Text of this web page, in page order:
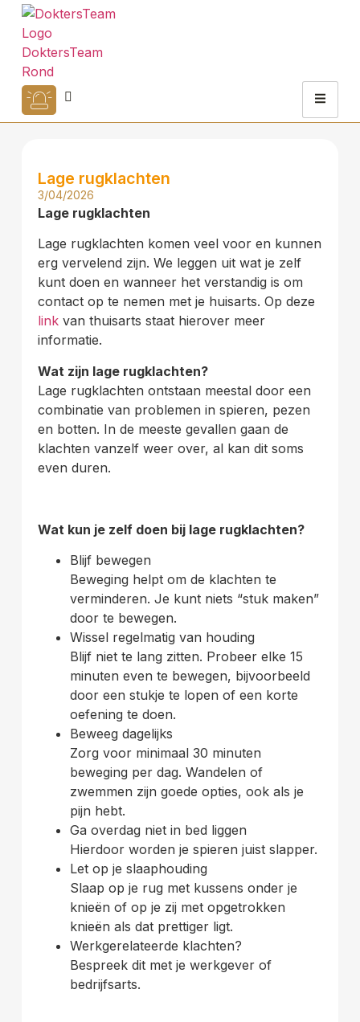
Lage rugklachten
3/04/2026
Lage rugklachten
Lage rugklachten komen veel voor en kunnen
erg vervelend zijn. We leggen uit wat je zelf
kunt doen en wanneer het verstandig is om
contact op te nemen met je huisarts. Op deze
linkvan thuisarts staat hierover meer
informatie.
Wat zijn lage rugklachten?
Lage rugklachten ontstaan meestal door een
combinatie van problemen in spieren, pezen
en botten. In de meeste gevallen gaan de
klachten vanzelf weer over, al kan dit soms
even duren.
Wat kun je zelf doen bij lage rugklachten?
Blijf bewegen
Beweging helpt om de klachten te
verminderen. Je kunt niets “stuk maken”
door te bewegen.
Wissel regelmatig van houding
Blijf niet te lang zitten. Probeer elke 15
minuten even te bewegen, bijvoorbeeld
door een stukje te lopen of een korte
oefening te doen.
Beweeg dagelijks
Zorg voor minimaal 30 minuten
beweging per dag. Wandelen of
zwemmen zijn goede opties, ook als je
pijn hebt.
Ga overdag niet in bed liggen
Hierdoor worden je spieren juist slapper.
Let op je slaaphouding
Slaap op je rug met kussens onder je
knieën of op je zij met opgetrokken
knieën als dat prettiger ligt.
Werkgerelateerde klachten?
Bespreek dit met je werkgever of
bedrijfsarts.